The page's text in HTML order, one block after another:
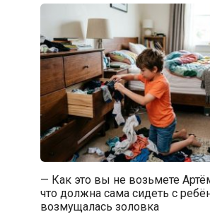
— Как это вы не возьмете
что должна сама сидеть с
возмущалась золовка